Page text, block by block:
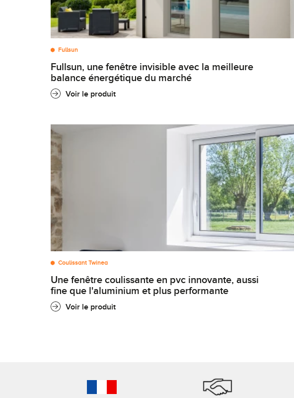
Fullsun
fullsun, une fenêtre invisible avec la meilleure
balance énergétique du marché
Voir le produit
Coulissant Twinea
une fenêtre coulissante en pvc innovante, aussi
fine que l'aluminium et plus performante
Voir le produit